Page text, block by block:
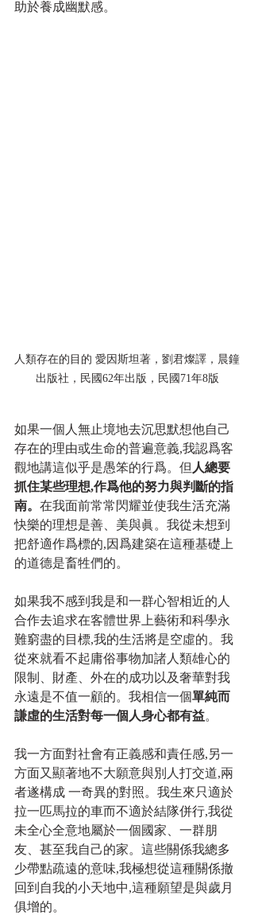
助於養成幽默感。
人類存在的目的 愛因斯坦著，劉君燦譯，晨鐘
出版社，民國62年出版，民國71年8版
如果一個人無止境地去沉思默想他自己
存在的理由或生命的普遍意義,我認爲客
觀地講這似乎是愚笨的行爲。但 人總要
抓住某些理想,作爲他的努力與判斷的指
南。 在我面前常常閃耀並使我生活充滿
快樂的理想是善、美與眞。我從未想到
把舒適作爲標的,因爲建築在這種基礎上
的道德是畜牲們的。
如果我不感到我是和一群心智相近的人
合作去追求在客體世界上藝術和科學永
難窮盡的目標,我的生活將是空虛的。我
從來就看不起庸俗事物加諸人類雄心的
限制、財產、外在的成功以及奢華對我
永遠是不值一顧的。我相信一個單純而
謙虛的生活對每一個人身心都有益。
我一方面對社會有正義感和責任感,另一
方面又顯著地不大願意與別人打交道,兩
者遂構成 一奇異的對照。我生來只適於
拉一匹馬拉的車而不適於結隊併行,我從
未全心全意地屬於一個國家、一群朋
友、甚至我自己的家。這些關係我總多
少帶點疏遠的意味,我極想從這種關係撤
回到自我的小天地中,這種願望是與歲月
俱增的。